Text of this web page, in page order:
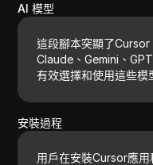
AI 模型
這段腳本突顯了
Claude、Gemini、
有效選擇和使用這些模
安裝過程
用戶在安裝Cursor應